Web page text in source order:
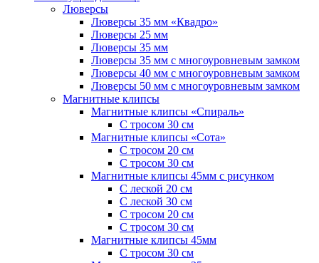
Люверсы
Люверсы 35 мм «Квадро»
Люверсы 25 мм
Люверсы 35 мм
Люверсы 35 мм с многоуровневым замком
Люверсы 40 мм с многоуровневым замком
Люверсы 50 мм с многоуровневым замком
Магнитные клипсы
Магнитные клипсы «Спираль»
С тросом 30 см
Магнитные клипсы «Сота»
С тросом 20 см
С тросом 30 см
Магнитные клипсы 45мм с рисунком
С леской 20 см
С леской 30 см
С тросом 20 см
С тросом 30 см
Магнитные клипсы 45мм
С тросом 30 см